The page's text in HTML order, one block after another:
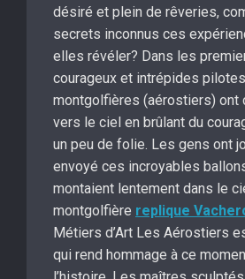
désiré et plein de rêveries,
secrets inconnus ces
elles révéler? Dans les
courageux et intrépides
montgolfières (aérostiers) ont
vers le ciel en brûlant du
un peu de folie. Les gens ont
envoyé ces incroyables
montaient lentement dans le
montgolfière replique
Métiers d’Art Les Aérostiers
qui rend hommage à ce